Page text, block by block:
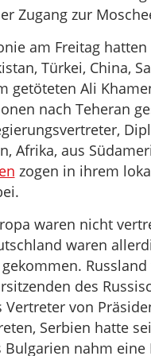
Zugang zur
am Freitag
Türkei, China,
getöteten Ali
nach Teheran
Afrika, aus
zogen in ihrem
waren nicht
waren
des
von
Serbien hatte
nahm eine